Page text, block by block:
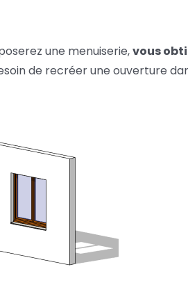
une menuiserie,vous
de recréer une ouverture